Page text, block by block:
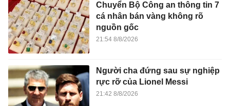
Chuyển Bộ Công an thông tin 7
cá nhân bán vàng không rõ
nguồn gốc
21:54 8/8/2026
Người cha đứng sau sự nghiệp
rực rỡ của Lionel Messi
21:42 8/8/2026